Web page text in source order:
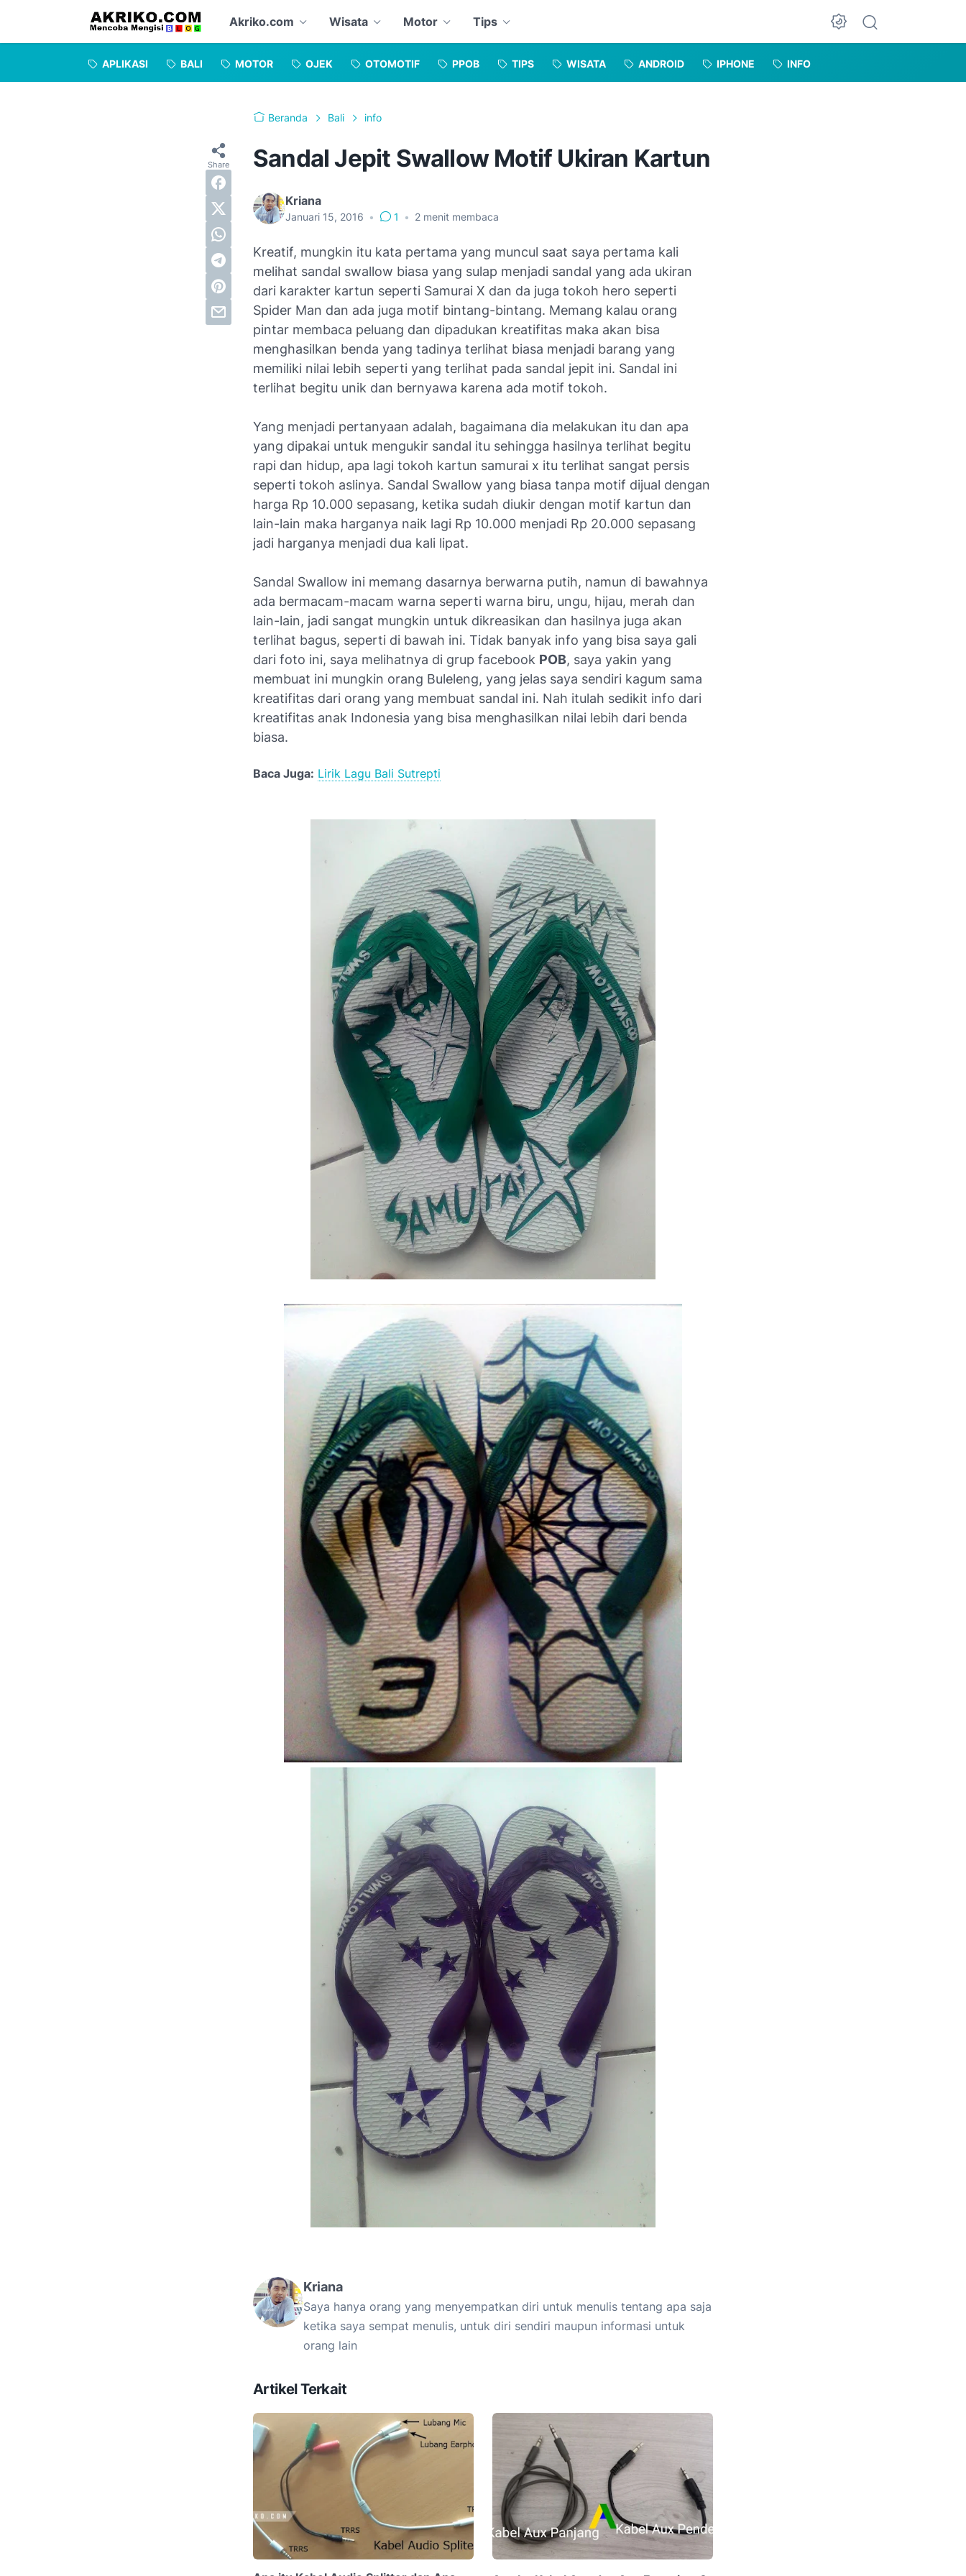
Akriko.com Wisata Motor Tips
Dark Mode
APLIKASI BALI MOTOR OJEK OTOMOTIF PPOB TIPS WISATA ANDROID IPHONE INFO
Beranda Bali info
Sandal Jepit Swallow Motif Ukiran Kartun
Kriana
Januari 15, 2016 • 1 • 2 menit membaca
Kreatif, mungkin itu kata pertama yang muncul saat saya pertama kali
melihat sandal swallow biasa yang sulap menjadi sandal yang ada ukiran
dari karakter kartun seperti Samurai X dan da juga tokoh hero seperti
Spider Man dan ada juga motif bintang-bintang. Memang kalau orang
pintar membaca peluang dan dipadukan kreatifitas maka akan bisa
menghasilkan benda yang tadinya terlihat biasa menjadi barang yang
memiliki nilai lebih seperti yang terlihat pada sandal jepit ini. Sandal ini
terlihat begitu unik dan bernyawa karena ada motif tokoh.
Yang menjadi pertanyaan adalah, bagaimana dia melakukan itu dan apa
yang dipakai untuk mengukir sandal itu sehingga hasilnya terlihat begitu
rapi dan hidup, apa lagi tokoh kartun samurai x itu terlihat sangat persis
seperti tokoh aslinya. Sandal Swallow yang biasa tanpa motif dijual dengan
harga Rp 10.000 sepasang, ketika sudah diukir dengan motif kartun dan
lain-lain maka harganya naik lagi Rp 10.000 menjadi Rp 20.000 sepasang
jadi harganya menjadi dua kali lipat.
Sandal Swallow ini memang dasarnya berwarna putih, namun di bawahnya
ada bermacam-macam warna seperti warna biru, ungu, hijau, merah dan
lain-lain, jadi sangat mungkin untuk dikreasikan dan hasilnya juga akan
terlihat bagus, seperti di bawah ini. Tidak banyak info yang bisa saya gali
dari foto ini, saya melihatnya di grup facebook POB, saya yakin yang
membuat ini mungkin orang Buleleng, yang jelas saya sendiri kagum sama
kreatifitas dari orang yang membuat sandal ini. Nah itulah sedikit info dari
kreatifitas anak Indonesia yang bisa menghasilkan nilai lebih dari benda
biasa.
Baca Juga: Lirik Lagu Bali Sutrepti
Kriana
Saya hanya orang yang menyempatkan diri untuk menulis tentang apa saja
ketika saya sempat menulis, untuk diri sendiri maupun informasi untuk
orang lain
Artikel Terkait